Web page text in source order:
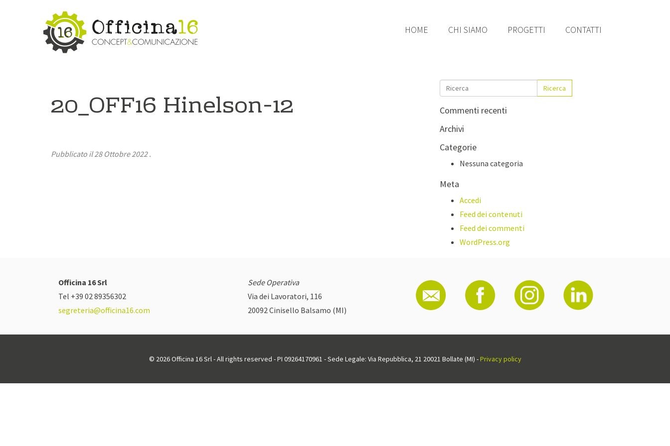
HOME CHI SIAMO PROGETTI CONTATTI
20_OFF16 Hinelson-12
Pubblicato il28 Ottobre 2022.
Ricerca
Commenti recenti
Archivi
Categorie
Nessuna categoria
Meta
Accedi
Feed dei contenuti
Feed dei commenti
WordPress.org
Officina 16 Srl
Tel +39 02 89356302
segreteria@officina16.com
Sede Operativa
Via dei Lavoratori, 116
20092 Cinisello Balsamo (MI)
© 2026 Officina 16 Srl - All rights reserved - PI 09264170961 - Sede Legale: Via Repubblica, 21 20021 Bollate (MI) -Privacy policy